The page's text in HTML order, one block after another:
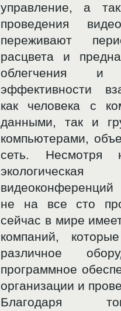
управление, а
проведения
переживают
расцвета и
облегчения и
эффективности
как человека с
данными, так и
компьютерами,
сеть.
видеоконференций
не на все сто
сейчас в мире
компаний,
различное
программное
организации и
Благодаря